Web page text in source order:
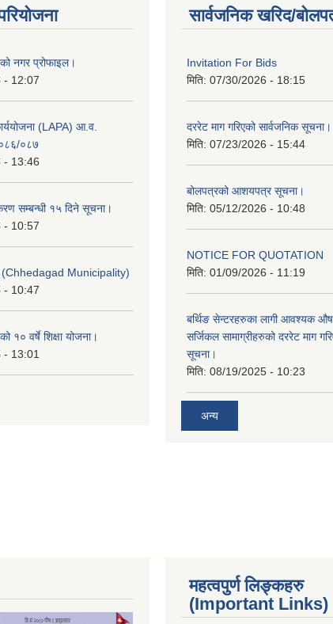
नगर प्रोफाइल।
- 12:07
(LAPA) आ.व.
०८७
- 13:46
सम्बन्धी १५ दिने सूचना।
- 10:57
Municipality)
- 10:47
१० वर्षे शिक्षा योजना।
13:01
सार्वजनिक खरिद/
Invitation For Bids
मिति: 07/30/2026 - 18:15
दररेट माग गरिएको सार्वजनिक सूचना।
मिति: 07/23/2026 - 15:44
बोलपत्रको आशयपत्र सूचना।
मिति: 05/12/2026 - 10:48
NOTICE FOR QUOTATION
मिति: 01/09/2026 - 11:19
बर्थिङ सेन्टरहरुका लागी आवश्यक
सर्जिकल सामाग्रीहरुको दररेट माग
सूचना।
मिति: 08/19/2025 - 10:23
अन्य
महत्वपुर्ण लिङ्कहरु
(Important Links)